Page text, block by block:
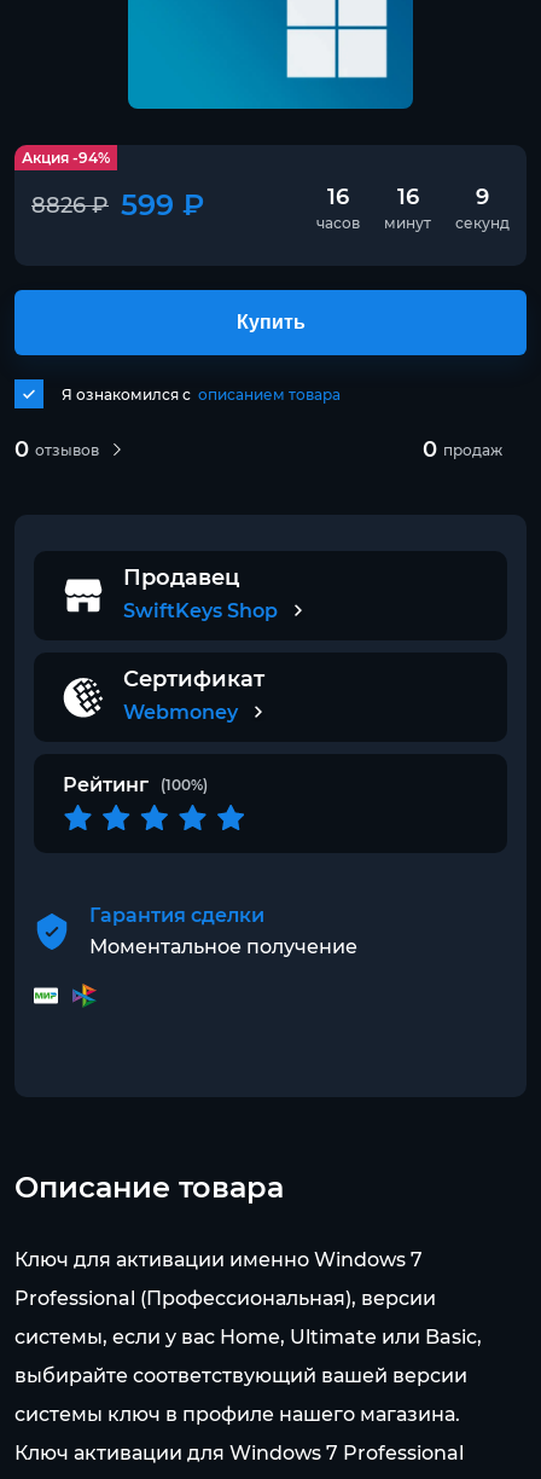
Акция -94%
8826 ₽ 599 ₽ 16
часов
16
минут
9
секунд
0 отзывов 0 продаж
Я ознакомился с описанием товара
Купить
Продавец
SwiftKeys Shop
Сертификат
Webmoney
Рейтинг (100%)
Гарантия сделки
Моментальное получение
Описание товара
Ключ для активации именно Windows 7
Professional (Профессиональная), версии
системы, если у вас Home, Ultimate или Basic,
выбирайте соответствующий вашей версии
системы ключ в профиле нашего магазина.
Ключ активации для Windows 7 Professional